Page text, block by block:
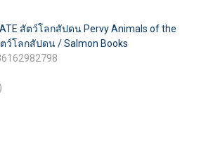
สัตว์โลกสัปดน Pervy Animals of the
ว์โลกสัปดน / Salmon Books